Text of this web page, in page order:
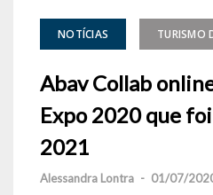
NOTÍCIAS TURISMO
Abav Collab
Expo 2020 que
2021
Alessandra Lontra - 01/07/